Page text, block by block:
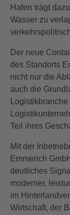
Hafen trägt
Wasser zu
Der neue
des Standorts
nicht nur die
auch die
Teil ihres
Mit der
Emmerich
deutliches
moderner,
im
Wirtschaft, der